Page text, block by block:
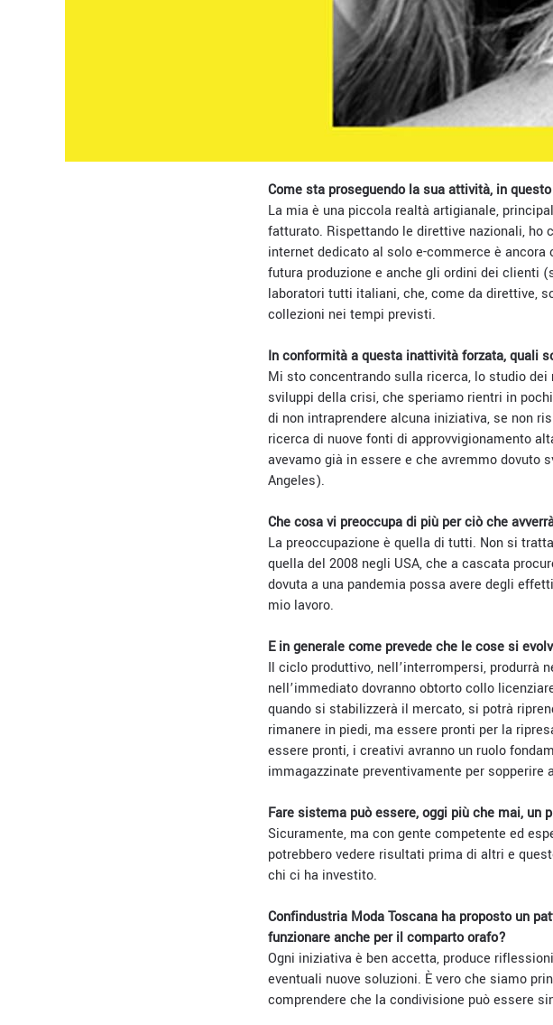
Come sta proseguendo la sua attività, in
La mia è una piccola realtà artigianale,
fatturato. Rispettando le direttive nazionali, ho
internet dedicato al solo e-commerce è
futura produzione e anche gli ordini dei clienti
laboratori tutti italiani, che, come da direttive,
collezioni nei tempi previsti.
In conformità a questa inattività forzata, quali
Mi sto concentrando sulla ricerca, lo studio
sviluppi della crisi, che speriamo rientri in
di non intraprendere alcuna iniziativa, se non
ricerca di nuove fonti di approvvigionamento
avevamo già in essere e che avremmo dovuto
Angeles).
Che cosa vi preoccupa di più per ciò che
La preoccupazione è quella di tutti. Non si
quella del 2008 negli USA, che a cascata
dovuta a una pandemia possa avere degli
mio lavoro.
E in generale come prevede che le cose si
Il ciclo produttivo, nell’interrompersi, produrrà
nell’immediato dovranno obtorto collo
quando si stabilizzerà il mercato, si potrà
rimanere in piedi, ma essere pronti per la
essere pronti, i creativi avranno un ruolo
immagazzinate preventivamente per
Fare sistema può essere, oggi più che mai, un
Sicuramente, ma con gente competente ed
potrebbero vedere risultati prima di altri e
chi ci ha investito.
Confindustria Moda Toscana ha proposto un
funzionare anche per il comparto orafo?
Ogni iniziativa è ben accetta, produce
eventuali nuove soluzioni. È vero che siamo
comprendere che la condivisione può essere